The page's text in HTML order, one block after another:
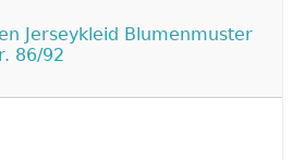
Jerseykleid Blumenmuster
86/92